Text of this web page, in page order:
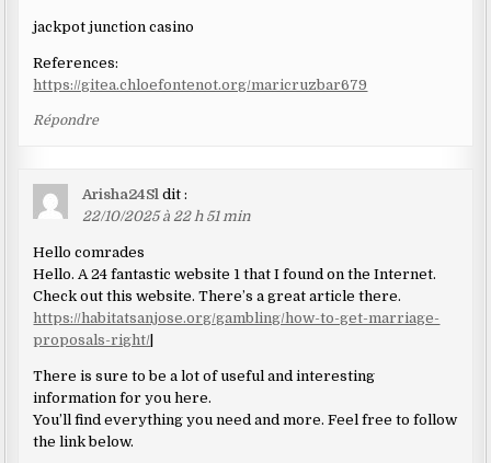
jackpot junction casino
References:
https://gitea.chloefontenot.org/maricruzbar679
Répondre
Arisha24Sl dit :
22/10/2025 à 22 h 51 min
Hello comrades
Hello. A 24 fantastic website 1 that I found on the Internet.
Check out this website. There’s a great article there.
https://habitatsanjose.org/gambling/how-to-get-marriage-
proposals-right/
There is sure to be a lot of useful and interesting
information for you here.
You’ll find everything you need and more. Feel free to follow
the link below.